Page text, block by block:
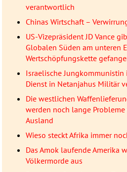
verantwortlich
Chinas Wirtschaft –
US-Vizepräsident JD Vance
Globalen Süden am unteren
Wertschöpfungskette
Israelische
Dienst in Netanjahus Militär
Die westlichen
werden noch lange Probleme
Ausland
Wieso steckt Afrika immer
Das Amok laufende Amerika
Völkermorde aus